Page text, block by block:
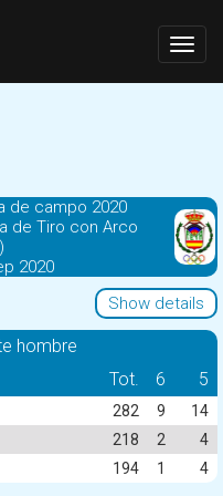
de campo 2020
de Tiro con Arco
2020
Show details
hombre
Tot. 6 5
282 9
14
218 2
4
194 1 4